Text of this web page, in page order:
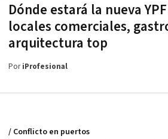
Dónde estará la nueva
locales comerciales,
arquitectura top
PoriProfesional
/ Conflicto en puertos